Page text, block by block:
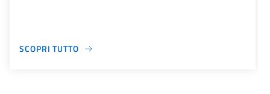
SCOPRI TUTTO